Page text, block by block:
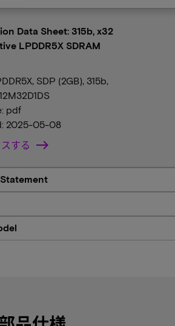
Data Sheet: 315b, x32
LPDDR5X SDRAM
SDP (2GB), 315b,
pdf
2025-05-08
する